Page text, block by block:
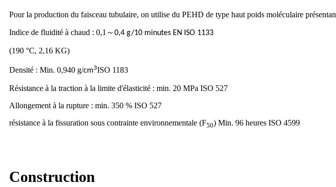
Pour la production du faisceau tubulaire, on utilise du PEHD de type haut poids moléculaire
Indice de fluidité à chaud : 0,1 ～0,4 g/10 minutes EN ISO 1133
(190 °C, 2,16 KG)
Densité : Min. 0,940 g/cm3ISO 1183
Résistance à la traction à la limite d'élasticité : min. 20 MPa ISO 527
Allongement à la rupture : min. 350 % ISO 527
résistance à la fissuration sous contrainte environnementale (F50) Min. 96 heures ISO 4599
Construction